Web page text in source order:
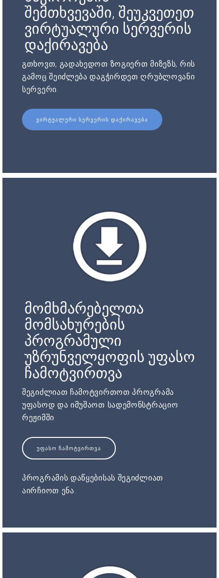
შემთხვევაში, შეუკვეთეთ
ვირტუალური სერვერის
დაქირავება
გთხოვთ, გადახედოთ ზოგიერთ მიზეზს, რის
გამოც შეიძლება დაგჭირდეთ ღრუბლოვანი
სერვერი.
ᲕᲘᲠᲢᲣᲐᲚᲣᲠᲘ ᲡᲔᲠᲕᲔᲠᲘᲡ ᲓᲐᲥᲘᲠᲐᲕᲔᲑᲐ
მომხმარებელთა
მომსახურების
პროგრამული
უზრუნველყოფის უფასო
ჩამოტვირთვა
შეგიძლიათ ჩამოტვირთოთ პროგრამა
უფასოდ და იმუშაოთ სადემონსტრაციო
რეჟიმში
ᲣᲤᲐᲡᲝ ᲩᲐᲛᲝᲢᲕᲘᲠᲗᲕᲐ
პროგრამის დაწყებისას შეგიძლიათ
აირჩიოთ ენა.